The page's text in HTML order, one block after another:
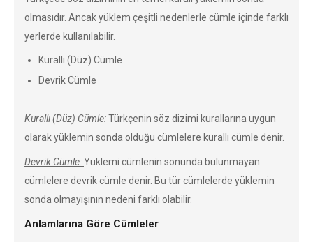
olmasıdır. Ancak yüklem çeşitli nedenlerle cümle içinde farklı
yerlerde kullanılabilir.
Kurallı (Düz) Cümle
Devrik Cümle
Kurallı (Düz) Cümle:Türkçenin söz dizimi kurallarına uygun
olarak yüklemin sonda olduğu cümlelere kurallı cümle denir.
Devrik Cümle:Yüklemi cümlenin sonunda bulunmayan
cümlelere devrik cümle denir. Bu tür cümlelerde yüklemin
sonda olmayışının nedeni farklı olabilir.
Anlamlarına Göre Cümleler